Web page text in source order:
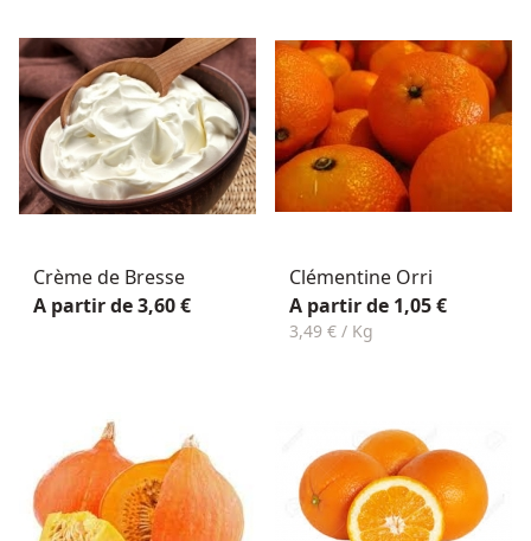
Crème de Bresse
A partir de 3,60 €
Clémentine Orri
A partir de 1,05 €
3,49 € / Kg